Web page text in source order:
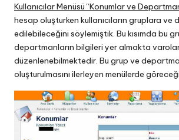
Kullanıcılar Menüsü “Konumlar ve
hesap oluşturken kullanıcıların gruplara
edilebileceğini söylemiştik. Bu kısımda bu
departmanların bilgileri yer almakta
düzenlenebilmektedir. Bu grup ve
oluşturulmasını ilerleyen menülerde